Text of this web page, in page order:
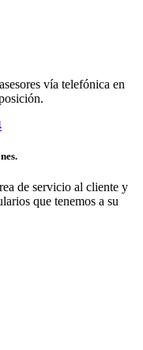
vía telefónica en
de servicio al cliente y
que tenemos a su